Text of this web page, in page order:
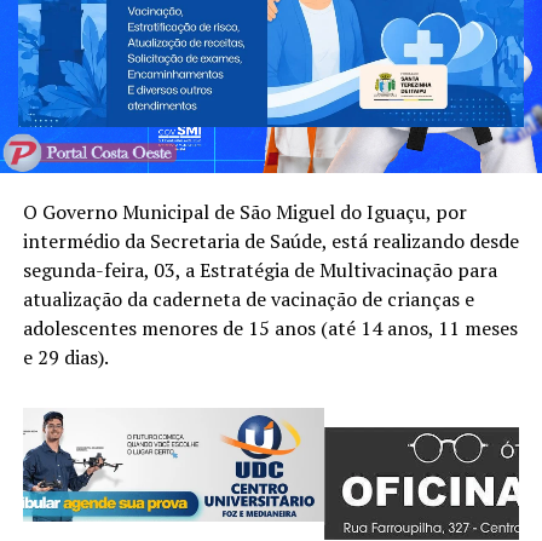
O Governo Municipal de São Miguel do Iguaçu, por
intermédio da Secretaria de Saúde, está realizando desde
segunda-feira, 03, a Estratégia de Multivacinação para
atualização da caderneta de vacinação de crianças e
adolescentes menores de 15 anos (até 14 anos, 11 meses
e 29 dias).